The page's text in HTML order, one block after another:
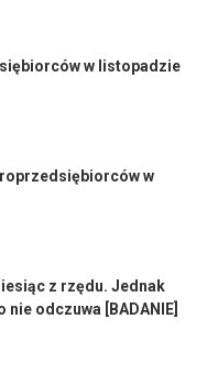
w listopadzie
w
z rzędu. Jednak
odczuwa [BADANIE]